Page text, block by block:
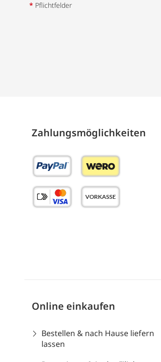
* Pflichtfelder
Zahlungs­möglich­keiten
Online einkaufen
Bestellen & nach Hause liefern
lassen